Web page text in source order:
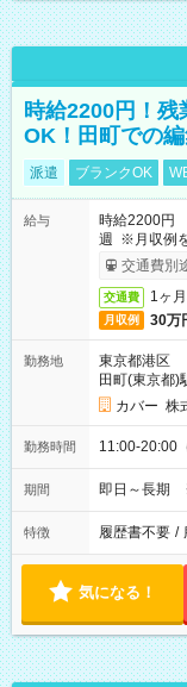
時給2200円！
OK！田町での
派遣 ブランクOK
給与
時給2200円
週 ※月収例
ービス利用
交通費別
交通費 1ヶ
月収例 30万
勤務地
東京都港区
田町(東京都)
カバー 株
勤務時間 11:00-20:00
期間 即日～長期
特徴 履歴書不要 /
気になる！